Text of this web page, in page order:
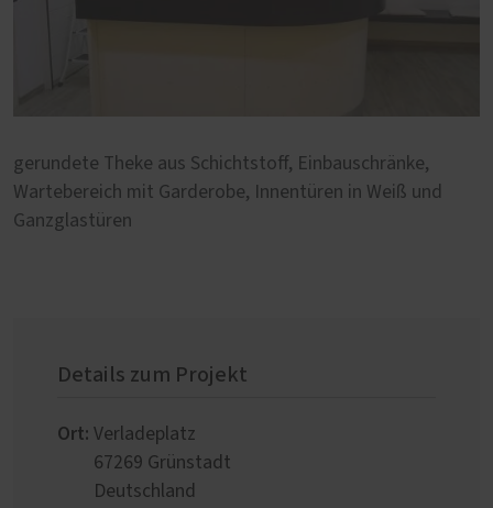
gerundete Theke aus Schichtstoff, Einbauschränke,
Wartebereich mit Garderobe, Innentüren in Weiß und
Ganzglastüren
Details zum Projekt
Ort: Verladeplatz
67269 Grünstadt
Deutschland